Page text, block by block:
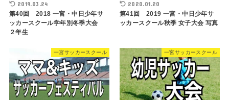
2019.03.24
第40回 2018 一宮・中日少年サ
ッカースクール学年別冬季大会
２年生
2020.01.20
第41回 2019 一宮・中日少年サ
ッカースクール秋季 女子大会 写真
一宮サッカースクール 一宮サッカースクール